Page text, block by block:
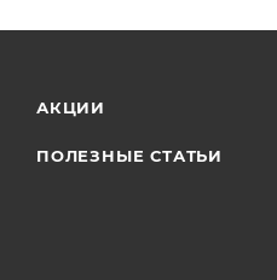
АКЦИИ
ПОЛЕЗНЫЕ СТАТЬИ